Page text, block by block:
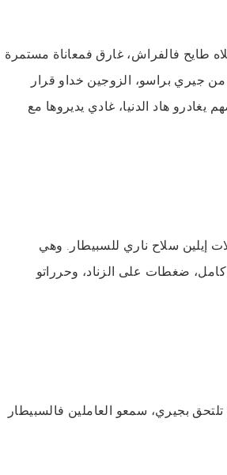
طايح فالفراش، غارق فمعاناة مستمرة
جيري براسو، الزوجين خداو قرار
يغادرو هاد الدنيا، غادي يديروها مع
إيلين سلاح ناري للسبيطار. وهي
ضغطات على الزناد، وحرراتو
بجيري، سمعو العاملين فالسبيطار